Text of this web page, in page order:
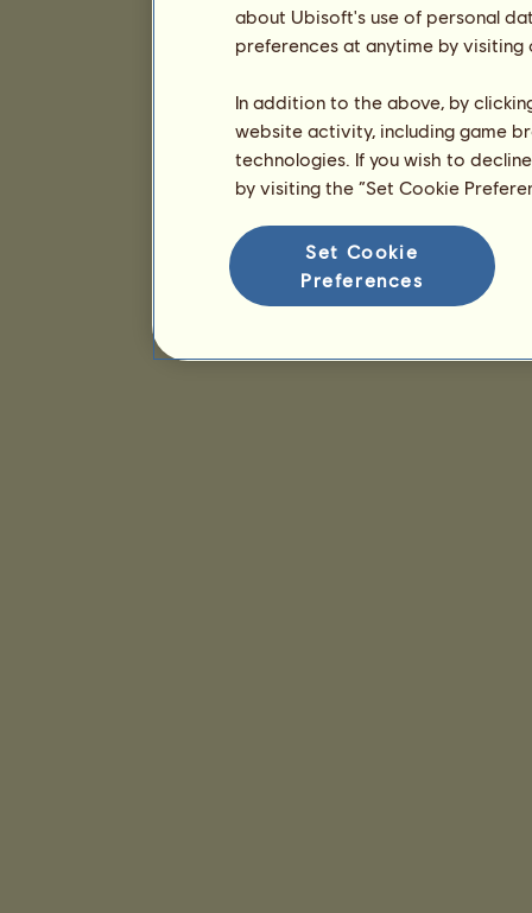
about Ubisoft's use of personal
preferences at anytime by
In addition to the above, by
website activity, including game
technologies. If you wish to
by visiting the “Set Cookie
Set Cookie
Preferences